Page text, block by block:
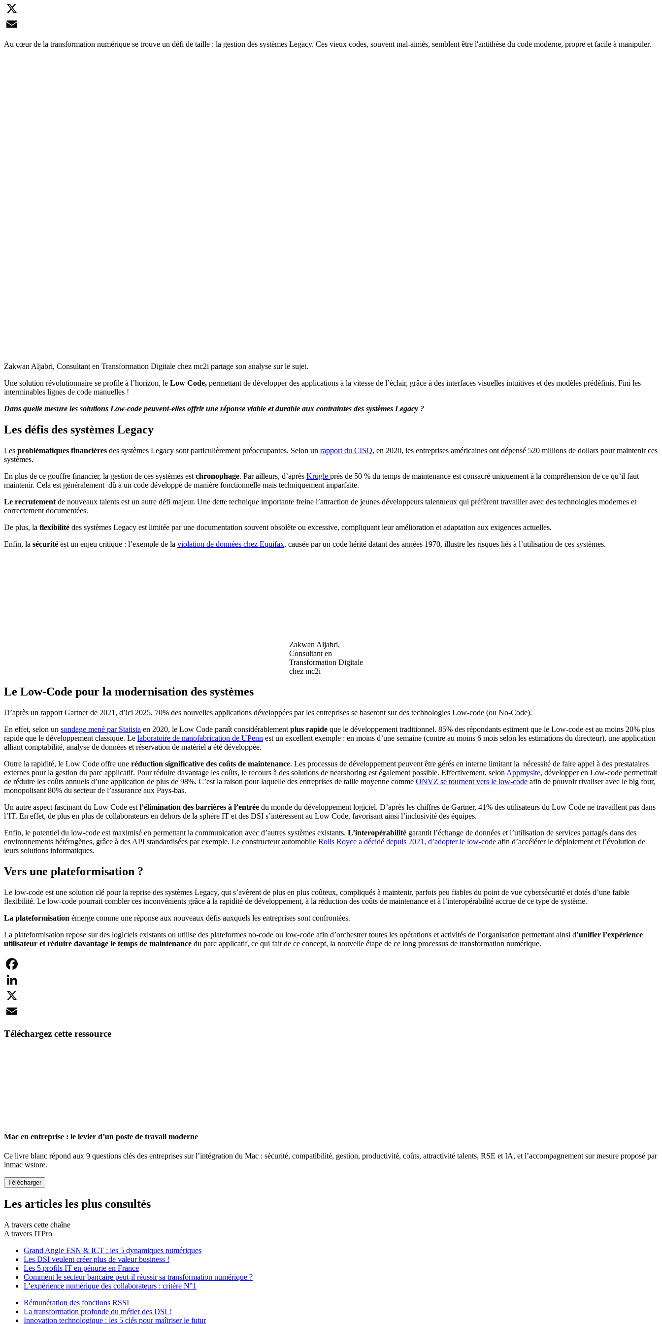
LinkedIn
X
Email
Au cœur de la transformation numérique se trouve un défi de taille : la gestion des systèmes Legacy. Ces vieux codes, souvent mal-aimés, semblent être l'antithèse du code moderne, propre et facile à manipuler.
Zakwan Aljabri, Consultant en Transformation Digitale chez mc2i partage son analyse sur le sujet.
Une solution révolutionnaire se profile à l’horizon, le Low Code, permettant de développer des applications à la vitesse de l’éclair, grâce à des interfaces visuelles intuitives et des modèles prédéfinis. Fini les
interminables lignes de code manuelles !
Dans quelle mesure les solutions Low-code peuvent-elles offrir une réponse viable et durable aux contraintes des systèmes Legacy ?
Les défis des systèmes Legacy
Les problématiques financières des systèmes Legacy sont particulièrement préoccupantes. Selon un rapport du CISQ, en 2020, les entreprises américaines ont dépensé 520 millions de dollars pour maintenir ces
systèmes.
En plus de ce gouffre financier, la gestion de ces systèmes est chronophage. Par ailleurs, d’après Krugle près de 50 % du temps de maintenance est consacré uniquement à la compréhension de ce qu’il faut
maintenir. Cela est généralement dû à un code développé de manière fonctionnelle mais techniquement imparfaite.
Le recrutement de nouveaux talents est un autre défi majeur. Une dette technique importante freine l’attraction de jeunes développeurs talentueux qui préfèrent travailler avec des technologies modernes et
correctement documentées.
De plus, la flexibilité des systèmes Legacy est limitée par une documentation souvent obsolète ou excessive, compliquant leur amélioration et adaptation aux exigences actuelles.
Enfin, la sécurité est un enjeu critique : l’exemple de la violation de données chez Equifax, causée par un code hérité datant des années 1970, illustre les risques liés à l’utilisation de ces systèmes.
Zakwan Aljabri,
Consultant en
Transformation Digitale
chez mc2i
Le Low-Code pour la modernisation des systèmes
D’après un rapport Gartner de 2021, d’ici 2025, 70% des nouvelles applications développées par les entreprises se baseront sur des technologies Low-code (ou No-Code).
En effet, selon un sondage mené par Statista en 2020, le Low Code paraît considérablement plus rapide que le développement traditionnel. 85% des répondants estiment que le Low-code est au moins 20% plus
rapide que le développement classique. Le laboratoire de nanofabrication de UPenn est un excellent exemple : en moins d’une semaine (contre au moins 6 mois selon les estimations du directeur), une application
alliant comptabilité, analyse de données et réservation de matériel a été développée.
Outre la rapidité, le Low Code offre une réduction significative des coûts de maintenance. Les processus de développement peuvent être gérés en interne limitant la nécessité de faire appel à des prestataires
externes pour la gestion du parc applicatif. Pour réduire davantage les coûts, le recours à des solutions de nearshoring est également possible. Effectivement, selon Appmysite, développer en Low-code permettrait
de réduire les coûts annuels d’une application de plus de 98%. C’est la raison pour laquelle des entreprises de taille moyenne comme ONVZ se tournent vers le low-code afin de pouvoir rivaliser avec le big four,
monopolisant 80% du secteur de l’assurance aux Pays-bas.
Un autre aspect fascinant du Low Code est l’élimination des barrières à l’entrée du monde du développement logiciel. D’après les chiffres de Gartner, 41% des utilisateurs du Low Code ne travaillent pas dans
l’IT. En effet, de plus en plus de collaborateurs en dehors de la sphère IT et des DSI s’intéressent au Low Code, favorisant ainsi l’inclusivité des équipes.
Enfin, le potentiel du low-code est maximisé en permettant la communication avec d’autres systèmes existants. L’interopérabilité garantit l’échange de données et l’utilisation de services partagés dans des
environnements hétérogènes, grâce à des API standardisées par exemple. Le constructeur automobile Rolls Royce a décidé depuis 2021, d’adopter le low-code afin d’accélérer le déploiement et l’évolution de
leurs solutions informatiques.
Vers une plateformisation ?
Le low-code est une solution clé pour la reprise des systèmes Legacy, qui s’avèrent de plus en plus coûteux, compliqués à maintenir, parfois peu fiables du point de vue cybersécurité et dotés d’une faible
flexibilité. Le low-code pourrait combler ces inconvénients grâce à la rapidité de développement, à la réduction des coûts de maintenance et à l’interopérabilité accrue de ce type de système.
La plateformisation émerge comme une réponse aux nouveaux défis auxquels les entreprises sont confrontées.
La plateformisation repose sur des logiciels existants ou utilise des plateformes no-code ou low-code afin d’orchestrer toutes les opérations et activités de l’organisation permettant ainsi d’unifier l’expérience
utilisateur et réduire davantage le temps de maintenance du parc applicatif, ce qui fait de ce concept, la nouvelle étape de ce long processus de transformation numérique.
Facebook
LinkedIn
X
Téléchargez cette ressource
Mac en entreprise : le levier d’un poste de travail moderne
Ce livre blanc répond aux 9 questions clés des entreprises sur l’intégration du Mac : sécurité, compatibilité, gestion, productivité, coûts, attractivité talents, RSE et IA, et l’accompagnement sur mesure proposé par
inmac wstore.
Les articles les plus consultés
A travers cette chaîne
A travers ITPro
Grand Angle ESN & ICT : les 5 dynamiques numériques
Les DSI veulent créer plus de valeur business !
Les 5 profils IT en pénurie en France
Comment le secteur bancaire peut-il réussir sa transformation numérique ?
L’expérience numérique des collaborateurs : critère N°1
Rémunération des fonctions RSSI
La transformation profonde du métier des DSI !
Innovation technologique : les 5 clés pour maîtriser le futur